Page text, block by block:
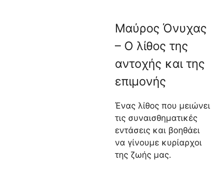
Μαύρος Όνυχας
– Ο λίθος της
αντοχής και της
επιμονής
Ένας λίθος που μειώνει
τις συναισθηματικές
εντάσεις και βοηθάει
να γίνουμε κυρίαρχοι
της ζωής μας.